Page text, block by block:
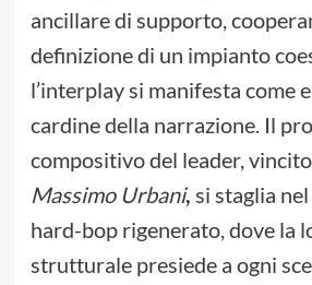
ancillare di supporto,
definizione di un impianto
l’interplay si manifesta come
cardine della narrazione. Il
compositivo del leader,
Massimo Urbani, si staglia
hard-bop rigenerato, dove la
strutturale presiede a ogni